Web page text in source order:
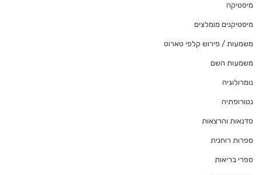
מיסטיקה
מיסטיקנים מומלצים
משמעות / פירוש קלפי טארוט
משמעות השם
נומרולוגיה
נטורופתיה
סדנאות והרצאות
ספרות רוחנית
ספרי בריאות